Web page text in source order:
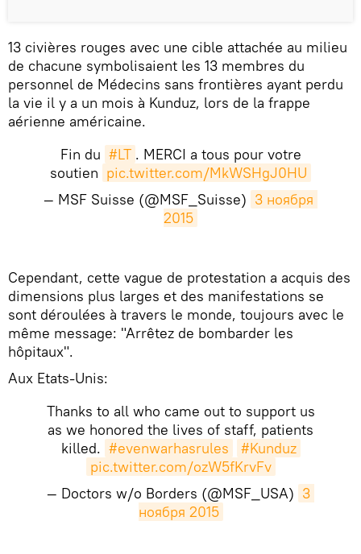
13 civières rouges avec une cible attachée au milieu
de chacune symbolisaient les 13 membres du
personnel de Médecins sans frontières ayant perdu
la vie il y a un mois à Kunduz, lors de la frappe
aérienne américaine.
Fin du #LT . MERCI a tous pour votre
soutien pic.twitter.com/MkWSHgJ0HU
— MSF Suisse (@MSF_Suisse) 3 ноября
2015
Cependant, cette vague de protestation a acquis des
dimensions plus larges et des manifestations se
sont déroulées à travers le monde, toujours avec le
même message: "Arrêtez de bombarder les
hôpitaux".
Aux Etats-Unis:
Thanks to all who came out to support us
as we honored the lives of staff, patients
killed. #evenwarhasrules
#Kunduz
pic.twitter.com/ozW5fKrvFv
— Doctors w/o Borders (@MSF_USA) 3
ноября 2015